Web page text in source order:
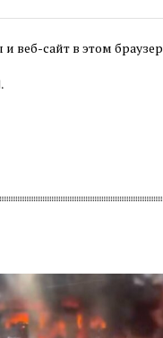
веб-сайт в этом